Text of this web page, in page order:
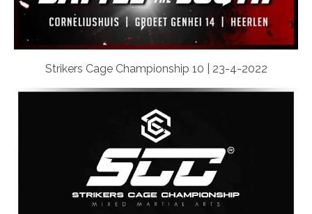
Strikers Cage Championship 10 | 23-4-2022